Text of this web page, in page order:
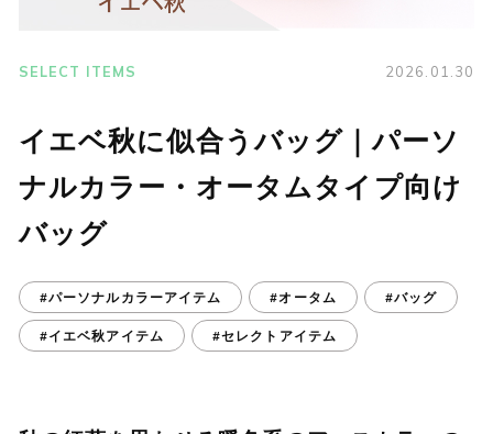
SELECT ITEMS 2026.01.30
イエベ秋に似合うバッグ｜パーソ
ナルカラー・オータムタイプ向け
バッグ
#パーソナルカラーアイテム #オータム #バッグ
#イエベ秋アイテム #セレクトアイテム